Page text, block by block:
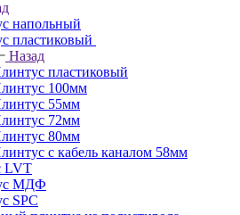
напольный
пластиковый
Назад
пластиковый
100мм
55мм
72мм
80мм
с кабель каналом 58мм
LVT
МДФ
SPC